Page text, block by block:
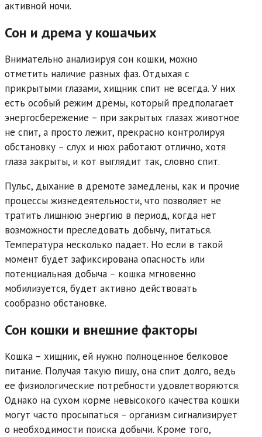
активной ночи.
Сон и дрема у кошачьих
Внимательно анализируя сон кошки, можно
отметить наличие разных фаз. Отдыхая с
прикрытыми глазами, хищник спит не всегда. У них
есть особый режим дремы, который предполагает
энергосбережение – при закрытых глазах животное
не спит, а просто лежит, прекрасно контролируя
обстановку – слух и нюх работают отлично, хотя
глаза закрыты, и кот выглядит так, словно спит.
Пульс, дыхание в дремоте замедлены, как и прочие
процессы жизнедеятельности, что позволяет не
тратить лишнюю энергию в период, когда нет
возможности преследовать добычу, питаться.
Температура несколько падает. Но если в такой
момент будет зафиксирована опасность или
потенциальная добыча – кошка мгновенно
мобилизуется, будет активно действовать
сообразно обстановке.
Сон кошки и внешние факторы
Кошка – хищник, ей нужно полноценное белковое
питание. Получая такую пищу, она спит долго, ведь
ее физиологические потребности удовлетворяются.
Однако на сухом корме невысокого качества кошки
могут часто просыпаться – организм сигнализирует
о необходимости поиска добычи. Кроме того,